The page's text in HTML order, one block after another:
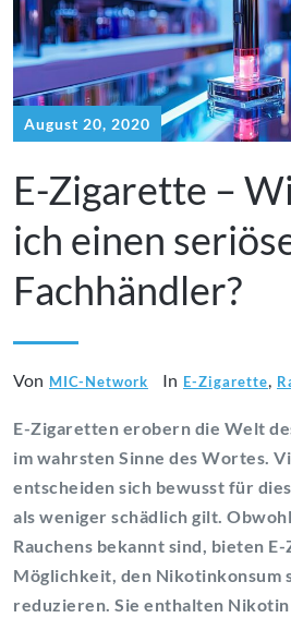
August 20, 2020
E-Zigarette –
ich einen
Fachhändler?
Von MIC-Network In E-Zigarette,
E-Zigaretten erobern die Welt
im wahrsten Sinne des Wortes.
entscheiden sich bewusst für
als weniger schädlich gilt.
Rauchens bekannt sind, bieten
Möglichkeit, den Nikotinkonsum
reduzieren. Sie enthalten